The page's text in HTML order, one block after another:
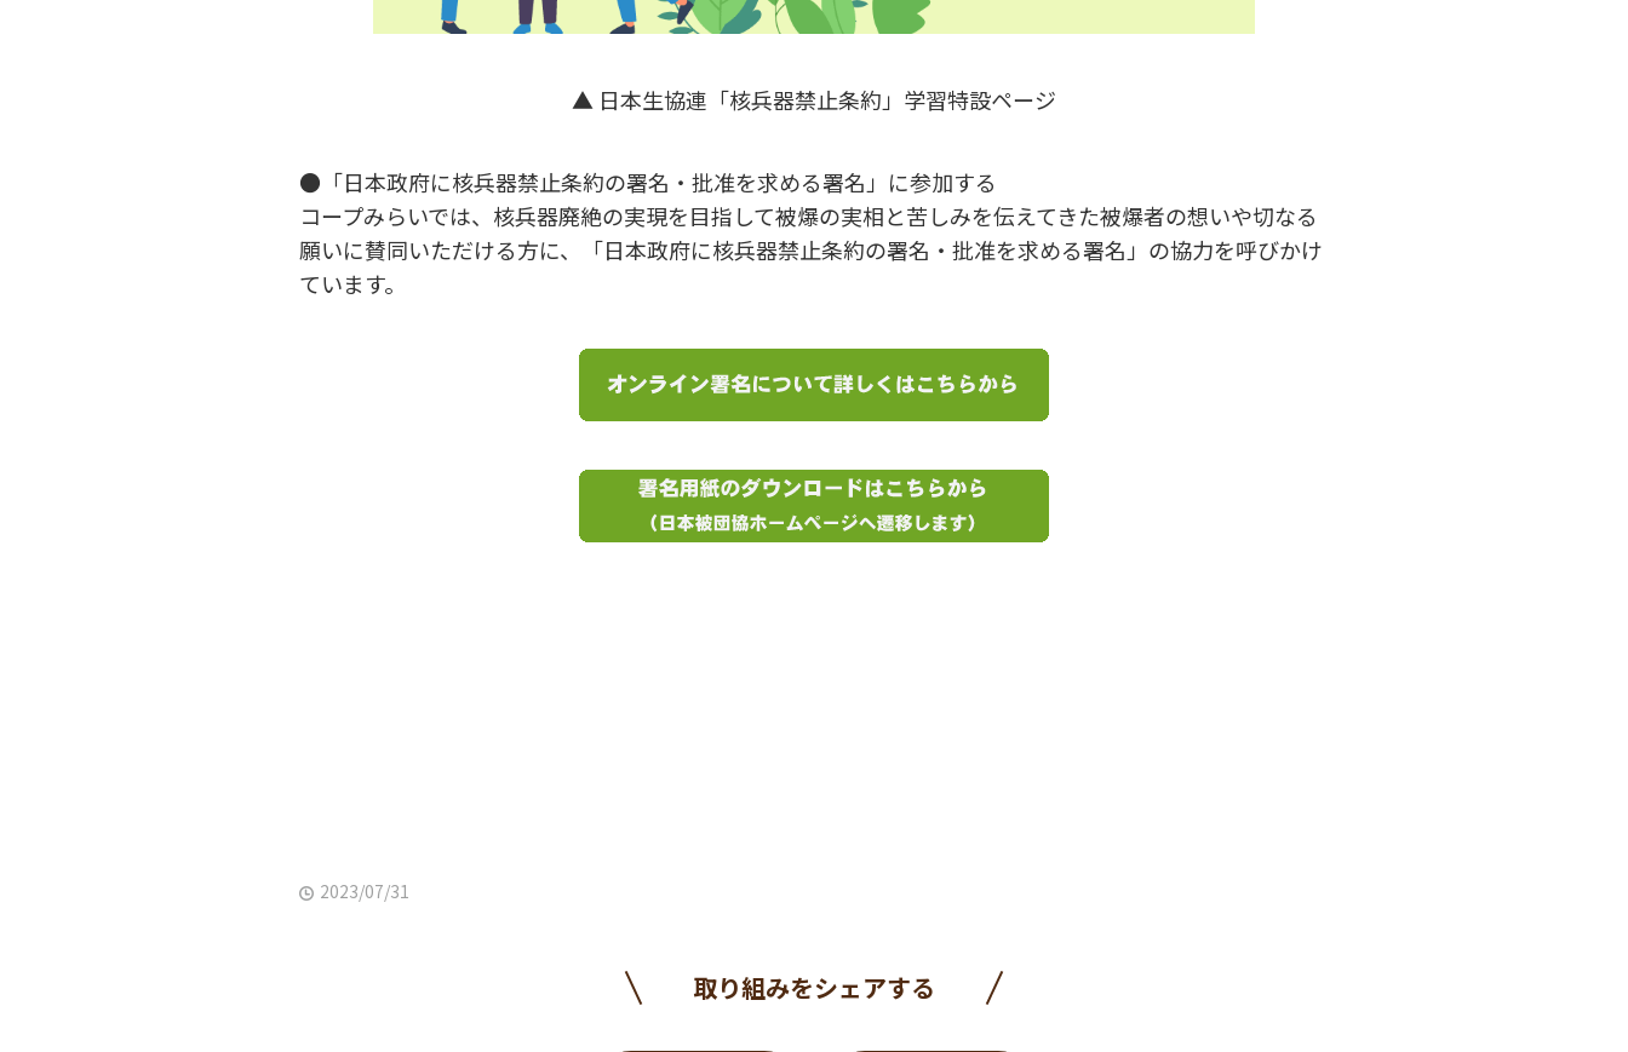
▲ 日本生協連「核兵器禁止条約」学習特設ページ
●「日本政府に核兵器禁止条約の署名・批准を求める署名」に参加する
コープみらいでは、核兵器廃絶の実現を目指して被爆の実相と苦しみを伝えてきた被爆者の想いや切なる
願いに賛同いただける方に、「日本政府に核兵器禁止条約の署名・批准を求める署名」の協力を呼びかけ
ています。
2023/07/31
取り組みをシェアする